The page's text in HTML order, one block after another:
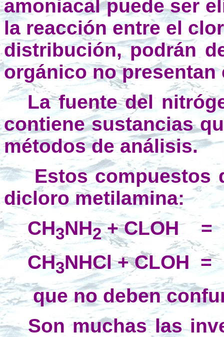
amoniacal puede ser
la reacción entre el
distribución, podrán
orgánico no
La fuente del
contiene sustancias
métodos de análisis.
Estos compuestos
dicloro metilamina:
CH3NH2+ CLOH =
CH3NHCl + CLOH
que no deben
Son muchas las